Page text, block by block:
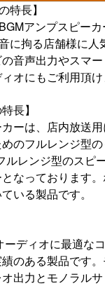
特長】
アンプスピー
に拘る店舗様に人
音声出力やスマ
オにもご利用頂け
長】
ーは、店内放送
のフルレンジ型の
ルレンジ型のスピ
なっております
いる製品です。
ディオに最適な
のある製品です
出力とモノラル